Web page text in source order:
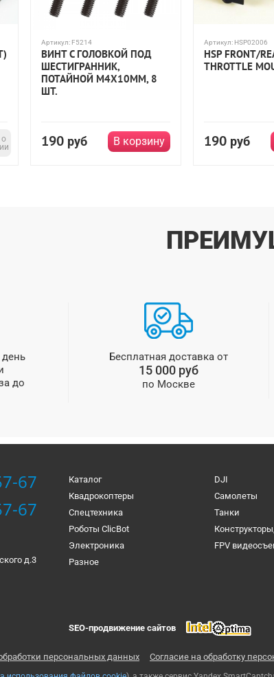
Артикул: F5214
ВИНТ С ГОЛОВКОЙ ПОД
ШЕСТИГРАННИК,
ПОТАЙНОЙ М4Х10ММ, 8
ШТ.
190 руб В корзину
Артикул: HSP02006
HSP FRONT/
THROTTLE
190 руб
до
Бесплатная доставка от
15 000 руб
по Москве
67
67
д.3
Каталог DJI
Квадрокоптеры
Самолеты
Спецтехника
Танки
Роботы ClicBot
Электроника
FPV
Разное
SEO-продвижение сайтов
персональных данных Согласие на обработку